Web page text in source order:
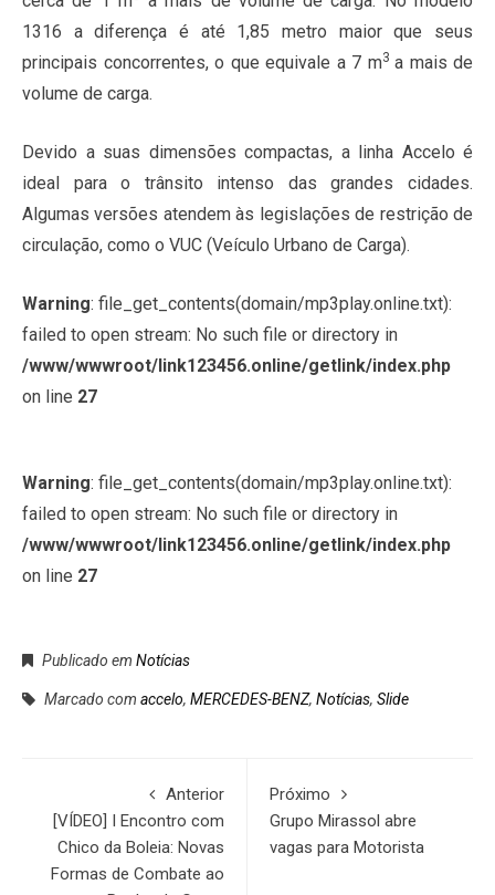
1316 a diferença é até 1,85 metro maior que seus
principais concorrentes, o que equivale a 7 m3 a mais de
volume de carga.
Devido a suas dimensões compactas, a linha Accelo é
ideal para o trânsito intenso das grandes cidades.
Algumas versões atendem às legislações de restrição de
circulação, como o VUC (Veículo Urbano de Carga).
Warning: file_get_contents(domain/mp3play.online.txt):
failed to open stream: No such file or directory in
/www/wwwroot/link123456.online/getlink/index.php
on line 27
Warning: file_get_contents(domain/mp3play.online.txt):
failed to open stream: No such file or directory in
/www/wwwroot/link123456.online/getlink/index.php
on line 27
Publicado em Notícias
Marcado com accelo, MERCEDES-BENZ, Notícias, Slide
Anterior
[VÍDEO] I Encontro com
Chico da Boleia: Novas
Formas de Combate ao
Próximo
Grupo Mirassol abre
vagas para Motorista